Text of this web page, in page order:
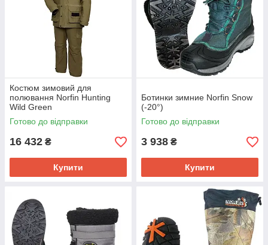
Костюм зимовий для
полювання Norfin Hunting
Wild Green
Готово до відправки
16 432 ₴
Купити
Ботинки зимние Norfin Snow
(-20°)
Готово до відправки
3 938 ₴
Купити